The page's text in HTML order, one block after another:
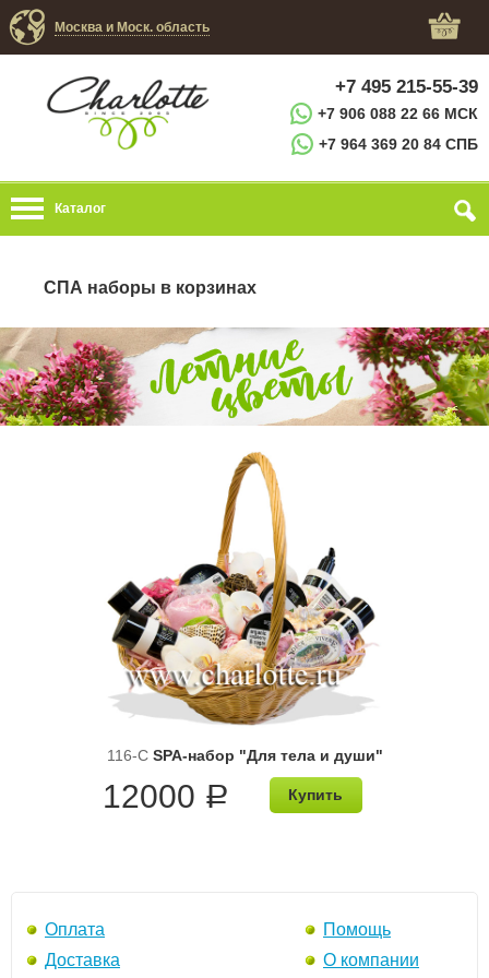
Москва и Моск. область
+7 495 215-55-39
+7 906 088 22 66 МСК
+7 964 369 20 84 СПБ
Каталог
СПА наборы в корзинах
116-C SPA-набор "Для тела и души"
12000 a Купить
Оплата
Доставка
Помощь
О компании